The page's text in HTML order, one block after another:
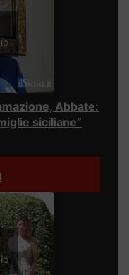
Abbate:
siciliane”